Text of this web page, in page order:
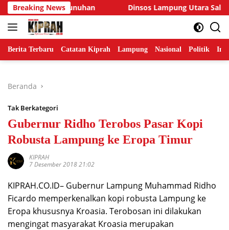
Langsung
ke
konten
Breaking News
Pembunuhan Dinsos Lampung Utara Salurkan
Berita Terbaru Catatan Kiprah Lampung Nasional Politik
Beranda
Tak Berkategori
Gubernur Ridho Terobos Pasar Kopi
Robusta Lampung ke Eropa Timur
KIPRAH
7 Desember 2018 21:02
KIPRAH.CO.ID– Gubernur Lampung Muhammad Ridho
Ficardo memperkenalkan kopi robusta Lampung ke
Eropa khususnya Kroasia. Terobosan ini dilakukan
mengingat masyarakat Kroasia merupakan